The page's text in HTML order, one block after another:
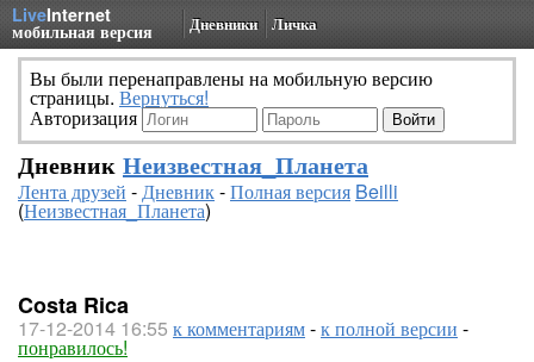
LiveInternet
мобильная версия Дневники Личка
Вы были перенаправлены на мобильную версию
страницы. Вернуться!
Авторизация
Дневник Неизвестная_Планета
Лента друзей -Дневник-Полная версия Beilli
(Неизвестная_Планета)
Costa Rica
17-12-2014 16:55 к комментариям-к полной версии -
понравилось!